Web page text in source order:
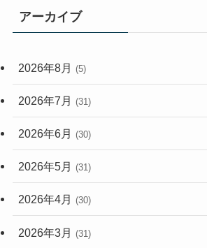
(33)
(248)
アーカイブ
2026年8月 (5)
2026年7月 (31)
2026年6月 (30)
2026年5月 (31)
2026年4月 (30)
2026年3月 (31)